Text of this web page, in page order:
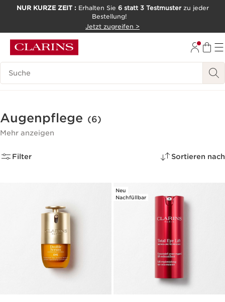
NUR KURZE ZEIT : Erhalten Sie 6 statt 3 Testmusterzu jeder
Bestellung!
Jetzt zugreifen >
Legende suchen
Augenpflege (6)
Mehr anzeigen
Filter Sortieren nach
Neu
Nachfüllbar